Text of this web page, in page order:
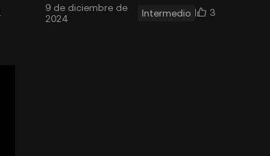
un toque especial a tu colección
9 de diciembre de
2024
Intermedio 3